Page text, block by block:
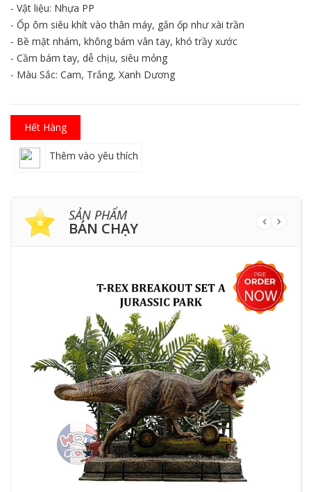
- Vật liệu: Nhựa PP
- Ốp ôm siêu khít vào thân máy, gắn ốp như xài trần
- Bề mặt nhám, không bám vân tay, khó trầy xước
- Cầm bám tay, dễ chịu, siêu mỏng
- Màu Sắc: Cam, Trắng, Xanh Dương
Hết Hàng
Thêm vào yêu thích
SẢN PHẨM
BÁN CHẠY